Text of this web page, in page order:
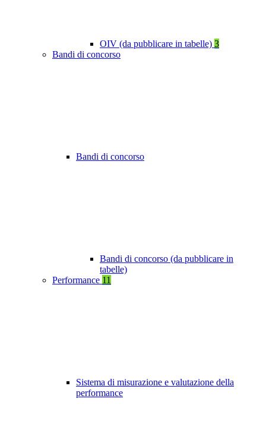
OIV (da pubblicare in tabelle) 3
Bandi di concorso
Bandi di concorso
Bandi di concorso (da pubblicare in
tabelle)
Performance 11
Sistema di misurazione e valutazione della
performance